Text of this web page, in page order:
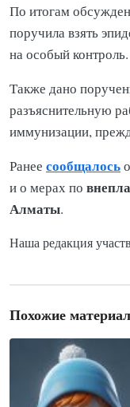
По итогам
поручила взять
на особый контроль.
Также дано
разъяснительную
иммунизации,
Ранее сообщалось
и о мерах по
Алматы.
Наша редакция
Похожие